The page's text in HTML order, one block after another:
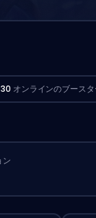
30 オンラインのブース
ン